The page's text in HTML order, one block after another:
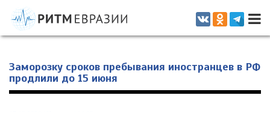
Информационно-аналитическое издание, посвященное актуальным
проблемам интеграции на постсоветском пространстве
Заморозку сроков пребывания иностранцев в РФ
продлили до 15 июня